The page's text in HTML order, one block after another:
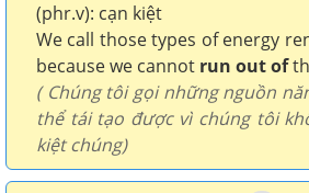
(phr.v): cạn kiệt
We call those types of energy
because we cannot run out of
( Chúng tôi gọi những nguồn
thể tái tạo được vì chúng tôi
kiệt chúng)